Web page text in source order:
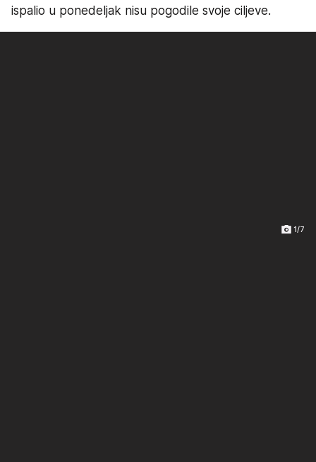
ispalio u ponedeljak nisu pogodile svoje ciljeve.
1/7